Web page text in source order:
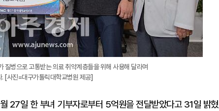
병으로 고통받는 의료 취약계층들을 위해 사용해 달라며
[사진=대구가톨릭대학교병원 제공]
27일 한 부녀 기부자로부터 5억원을 전달받았다고 31일 밝혔